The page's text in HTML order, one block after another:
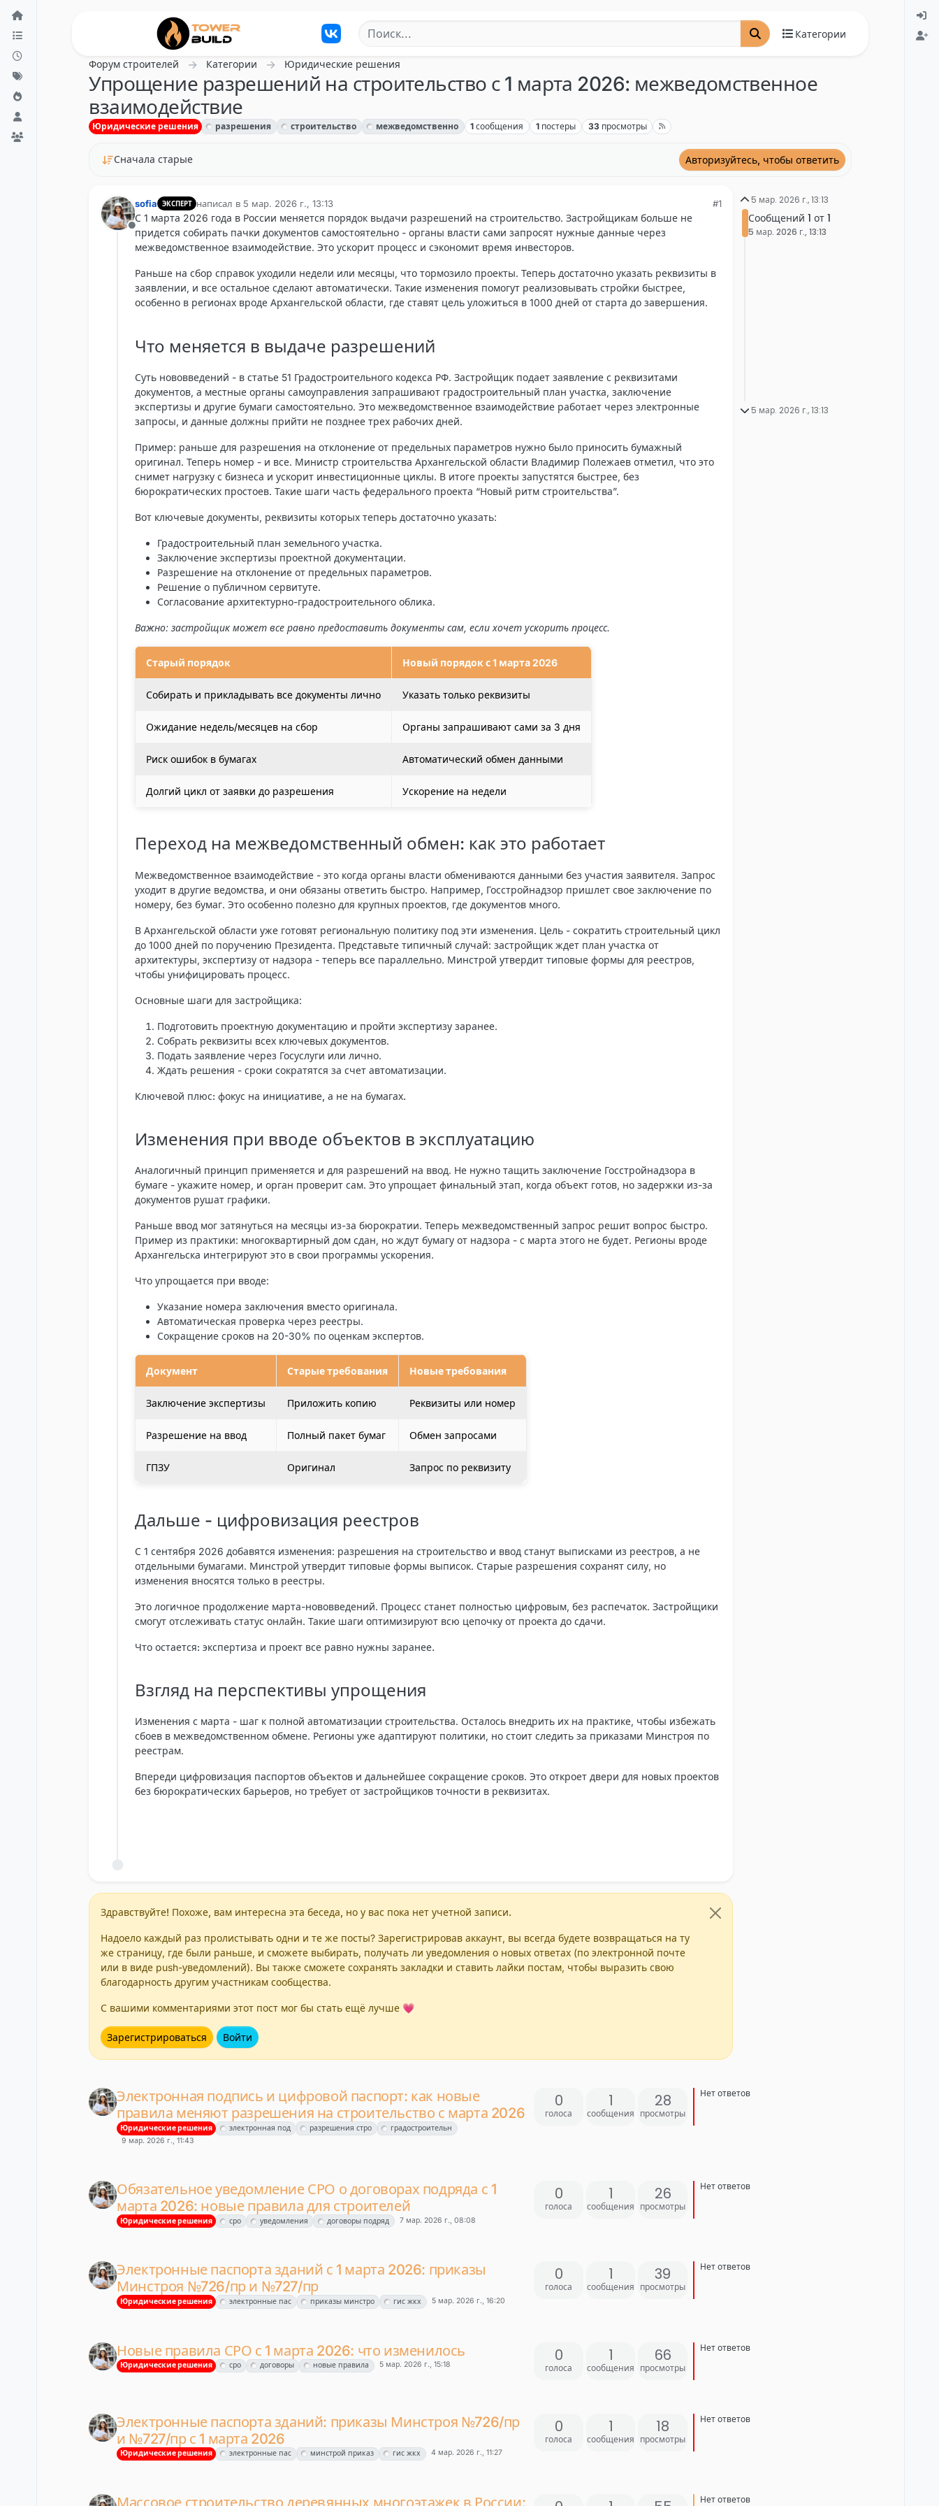
Перейти к содержанию
Категории
Форум строителей Категории Юридические решения
Упрощение разрешений на строительство с 1 марта 2026: межведомственное
взаимодействие
Юридические решения разрешения строительство межведомственно 1 сообщения 1 постеры 33 просмотры
Сначала старые Авторизуйтесь, чтобы ответить
Не в сети
sofia ЭКСПЕРТ написал в 5 мар. 2026 г., 13:13
отредактировано
#1
С 1 марта 2026 года в России меняется порядок выдачи разрешений на строительство. Застройщикам больше не
придется собирать пачки документов самостоятельно - органы власти сами запросят нужные данные через
межведомственное взаимодействие. Это ускорит процесс и сэкономит время инвесторов.
Раньше на сбор справок уходили недели или месяцы, что тормозило проекты. Теперь достаточно указать реквизиты в
заявлении, и все остальное сделают автоматически. Такие изменения помогут реализовывать стройки быстрее,
особенно в регионах вроде Архангельской области, где ставят цель уложиться в 1000 дней от старта до завершения.
Что меняется в выдаче разрешений
Суть нововведений - в статье 51 Градостроительного кодекса РФ. Застройщик подает заявление с реквизитами
документов, а местные органы самоуправления запрашивают градостроительный план участка, заключение
экспертизы и другие бумаги самостоятельно. Это межведомственное взаимодействие работает через электронные
запросы, и данные должны прийти не позднее трех рабочих дней.
Пример: раньше для разрешения на отклонение от предельных параметров нужно было приносить бумажный
оригинал. Теперь номер - и все. Министр строительства Архангельской области Владимир Полежаев отметил, что это
снимет нагрузку с бизнеса и ускорит инвестиционные циклы. В итоге проекты запустятся быстрее, без
бюрократических простоев. Такие шаги часть федерального проекта “Новый ритм строительства”.
Вот ключевые документы, реквизиты которых теперь достаточно указать:
Градостроительный план земельного участка.
Заключение экспертизы проектной документации.
Разрешение на отклонение от предельных параметров.
Решение о публичном сервитуте.
Согласование архитектурно-градостроительного облика.
Важно: застройщик может все равно предоставить документы сам, если хочет ускорить процесс.
Старый порядок Новый порядок с 1 марта 2026
Собирать и прикладывать все документы лично Указать только реквизиты
Ожидание недель/месяцев на сбор Органы запрашивают сами за 3 дня
Риск ошибок в бумагах Автоматический обмен данными
Долгий цикл от заявки до разрешения Ускорение на недели
Переход на межведомственный обмен: как это работает
Межведомственное взаимодействие - это когда органы власти обмениваются данными без участия заявителя. Запрос
уходит в другие ведомства, и они обязаны ответить быстро. Например, Госстройнадзор пришлет свое заключение по
номеру, без бумаг. Это особенно полезно для крупных проектов, где документов много.
В Архангельской области уже готовят региональную политику под эти изменения. Цель - сократить строительный цикл
до 1000 дней по поручению Президента. Представьте типичный случай: застройщик ждет план участка от
архитектуры, экспертизу от надзора - теперь все параллельно. Минстрой утвердит типовые формы для реестров,
чтобы унифицировать процесс.
Основные шаги для застройщика:
Подготовить проектную документацию и пройти экспертизу заранее.
Собрать реквизиты всех ключевых документов.
Подать заявление через Госуслуги или лично.
Ждать решения - сроки сократятся за счет автоматизации.
Ключевой плюс: фокус на инициативе, а не на бумагах.
Изменения при вводе объектов в эксплуатацию
Аналогичный принцип применяется и для разрешений на ввод. Не нужно тащить заключение Госстройнадзора в
бумаге - укажите номер, и орган проверит сам. Это упрощает финальный этап, когда объект готов, но задержки из-за
документов рушат графики.
Раньше ввод мог затянуться на месяцы из-за бюрократии. Теперь межведомственный запрос решит вопрос быстро.
Пример из практики: многоквартирный дом сдан, но ждут бумагу от надзора - с марта этого не будет. Регионы вроде
Архангельска интегрируют это в свои программы ускорения.
Что упрощается при вводе:
Указание номера заключения вместо оригинала.
Автоматическая проверка через реестры.
Сокращение сроков на 20-30% по оценкам экспертов.
Документ Старые требования Новые требования
Заключение экспертизы Приложить копию Реквизиты или номер
Разрешение на ввод Полный пакет бумаг Обмен запросами
ГПЗУ Оригинал Запрос по реквизиту
Дальше - цифровизация реестров
С 1 сентября 2026 добавятся изменения: разрешения на строительство и ввод станут выписками из реестров, а не
отдельными бумагами. Минстрой утвердит типовые формы выписок. Старые разрешения сохранят силу, но
изменения вносятся только в реестры.
Это логичное продолжение марта-нововведений. Процесс станет полностью цифровым, без распечаток. Застройщики
смогут отслеживать статус онлайн. Такие шаги оптимизируют всю цепочку от проекта до сдачи.
Что остается: экспертиза и проект все равно нужны заранее.
Взгляд на перспективы упрощения
Изменения с марта - шаг к полной автоматизации строительства. Осталось внедрить их на практике, чтобы избежать
сбоев в межведомственном обмене. Регионы уже адаптируют политики, но стоит следить за приказами Минстроя по
реестрам.
Впереди цифровизация паспортов объектов и дальнейшее сокращение сроков. Это откроет двери для новых проектов
без бюрократических барьеров, но требует от застройщиков точности в реквизитах.
Здравствуйте! Похоже, вам интересна эта беседа, но у вас пока нет учетной записи.
Надоело каждый раз пролистывать одни и те же посты? Зарегистрировав аккаунт, вы всегда будете возвращаться на ту
же страницу, где были раньше, и сможете выбирать, получать ли уведомления о новых ответах (по электронной почте
или в виде push-уведомлений). Вы также сможете сохранять закладки и ставить лайки постам, чтобы выразить свою
благодарность другим участникам сообщества.
С вашими комментариями этот пост мог бы стать ещё лучше 💗
Зарегистрироваться Войти
5 мар. 2026 г., 13:13
Сообщений 1 от 1
5 мар. 2026 г., 13:13
5 мар. 2026 г., 13:13
Электронная подпись и цифровой паспорт: как новые
правила меняют разрешения на строительство с марта 2026
Юридические решения электронная под разрешения стро
градостроительн
9 мар. 2026 г., 11:43
0
голоса
1
сообщения
28
просмотры
Нет ответов
Обязательное уведомление СРО о договорах подряда с 1
марта 2026: новые правила для строителей
Юридические решения сро уведомления договоры подряд 7 мар. 2026 г., 08:08
0
голоса
1
сообщения
26
просмотры
Нет ответов
Электронные паспорта зданий с 1 марта 2026: приказы
Минстроя №726/пр и №727/пр
Юридические решения электронные пас приказы минстро гис жкх 5 мар. 2026 г., 16:20
0
голоса
1
сообщения
39
просмотры
Нет ответов
Новые правила СРО с 1 марта 2026: что изменилось
Юридические решения сро договоры новые правила 5 мар. 2026 г., 15:18
0
голоса
1
сообщения
66
просмотры
Нет ответов
Электронные паспорта зданий: приказы Минстроя №726/пр
и №727/пр с 1 марта 2026
Юридические решения электронные пас минстрой приказ гис жкх 4 мар. 2026 г., 11:27
0
голоса
1
сообщения
18
просмотры
Нет ответов
Массовое строительство деревянных многоэтажек в России: Нет ответов